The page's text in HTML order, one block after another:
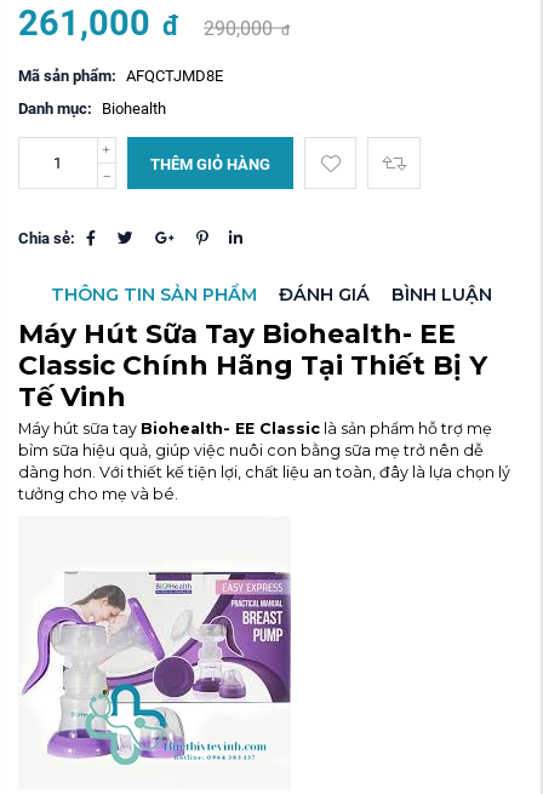
261,000 đ 290,000đ
Mã sản phẩm: AFQCTJMD8E
Danh mục:
Biohealth
THÊM GIỎ HÀNG
Chia sẻ:
THÔNG TIN SẢN PHẨM ĐÁNH GIÁ BÌNH LUẬN
Máy Hút Sữa Tay Biohealth- EE
Classic Chính Hãng Tại Thiết Bị Y
Tế Vinh
Máy hút sữa tay Biohealth- EE Classic là sản phẩm hỗ trợ mẹ
bỉm sữa hiệu quả, giúp việc nuôi con bằng sữa mẹ trở nên dễ
dàng hơn. Với thiết kế tiện lợi, chất liệu an toàn, đây là lựa chọn lý
tưởng cho mẹ và bé.